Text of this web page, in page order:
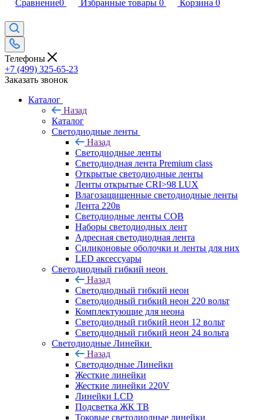
Сравнение0 Избранные товары 0 Корзина 0
Телефоны
+7 (499) 325-65-23
Заказать звонок
Каталог
Назад
Каталог
Светодиодные ленты
Назад
Светодиодные ленты
Светодиодная лента Premium class
Открытые светодиодные ленты
Ленты открытые CRI>98 LUX
Влагозащищенные светодиодные ленты
Лента 220в
Светодиодные ленты COB
Наборы светодиодных лент
Адресная светодиодная лента
Силиконовые оболочки и ленты для них
LED аксессуары
Светодиодный гибкий неон
Назад
Светодиодный гибкий неон
Светодиодный гибкий неон 220 вольт
Комплектующие для неона
Светодиодный гибкий неон 12 вольт
Светодиодный гибкий неон 24 вольта
Светодиодные Линейки
Назад
Светодиодные Линейки
Жесткие линейки
Жесткие линейки 220V
Линейки LCD
Подсветка ЖК ТВ
Токовые светодиодные линейки